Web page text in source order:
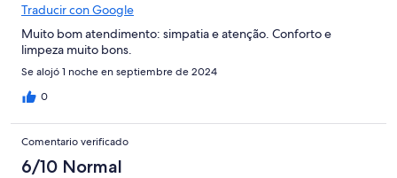
Traducir con Google
Muito bom atendimento: simpatia e atenção. Conforto e
limpeza muito bons.
Se alojó 1 noche en septiembre de 2024
0
Comentario verificado
6/10 Normal